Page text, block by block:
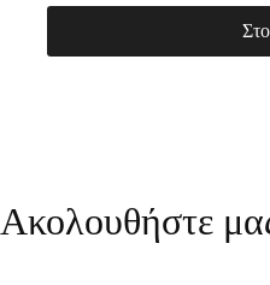
Ακολουθήστε